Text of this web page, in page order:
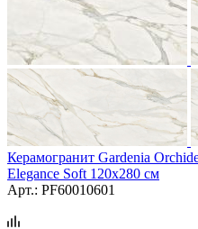
Керамогранит Gardenia
Elegance Soft 120x280 см
Арт.: PF60010601